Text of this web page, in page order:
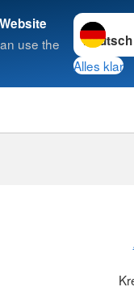
use the
Sprache
Alles klar